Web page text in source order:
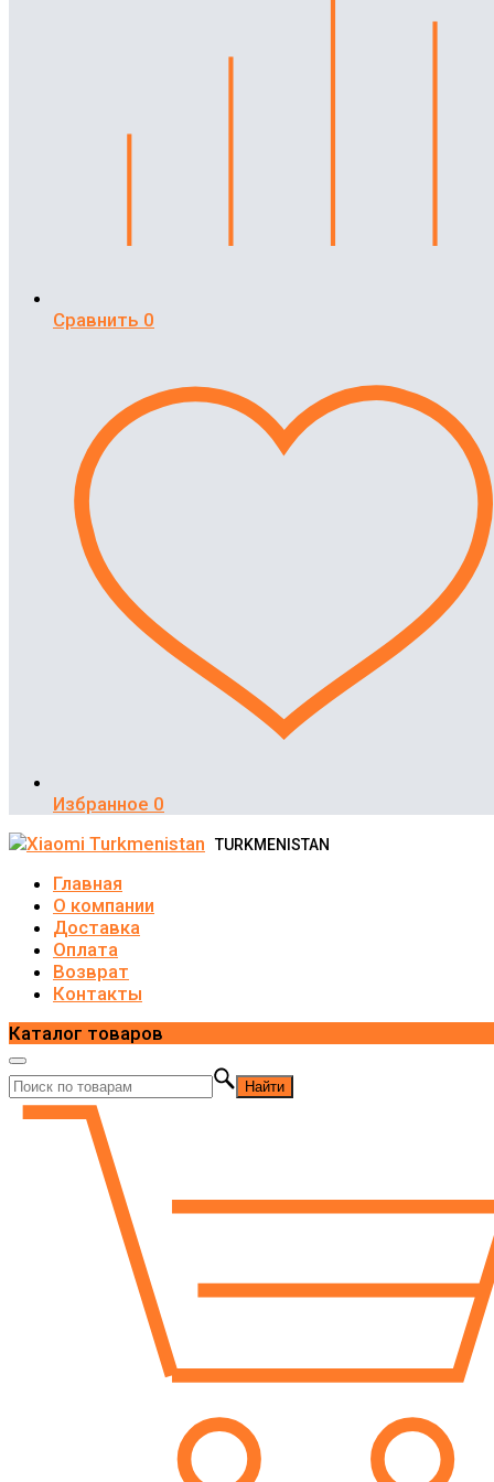
Сравнить 0
Избранное 0
TURKMENISTAN
Главная
О компании
Доставка
Оплата
Возврат
Контакты
Каталог товаров
Найти